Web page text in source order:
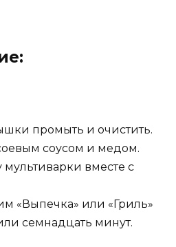
промыть и очистить.
соусом и медом.
вместе с
«Выпечка» или «Гриль»
семнадцать минут.